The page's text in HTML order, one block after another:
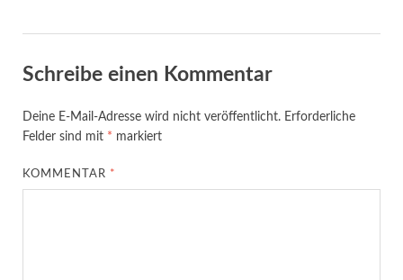
Schreibe einen Kommentar
Deine E-Mail-Adresse wird nicht veröffentlicht. Erforderliche
Felder sind mit * markiert
KOMMENTAR *